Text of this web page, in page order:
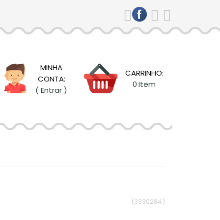
MINHA
CONTA:
( Entrar )
CARRINHO:
0Item
(3330284)